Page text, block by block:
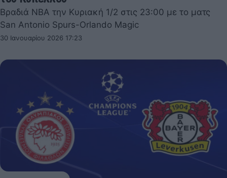
Βραδιά NBA την Κυριακή 1/2 στις 23:00 με το ματς
San Antonio Spurs-Orlando Magic
30 Ιανουαρίου 2026 17:23